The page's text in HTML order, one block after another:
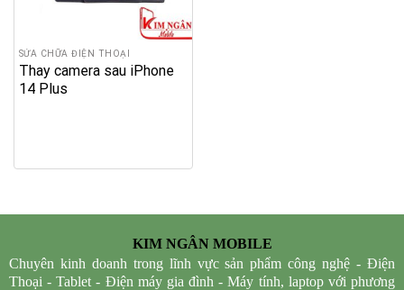
SỬA CHỮA ĐIỆN THOẠI
Thay camera sau iPhone
14 Plus
KIM NGÂN MOBILE
Chuyên kinh doanh trong lĩnh vực sản phẩm công nghệ - Điện
Thoại - Tablet - Điện máy gia đình - Máy tính, laptop với phương